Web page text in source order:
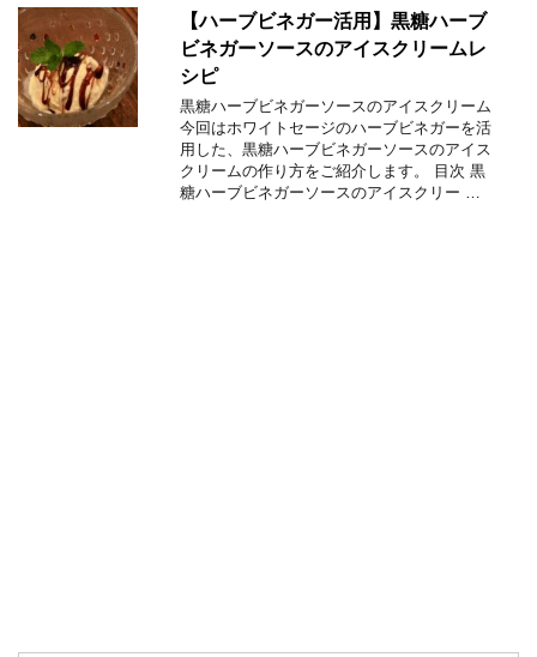
【ハーブビネガー活用】黒糖ハーブ
ビネガーソースのアイスクリームレ
シピ
黒糖ハーブビネガーソースのアイスクリーム
今回はホワイトセージのハーブビネガーを活
用した、黒糖ハーブビネガーソースのアイス
クリームの作り方をご紹介します。 目次 黒
糖ハーブビネガーソースのアイスクリー …